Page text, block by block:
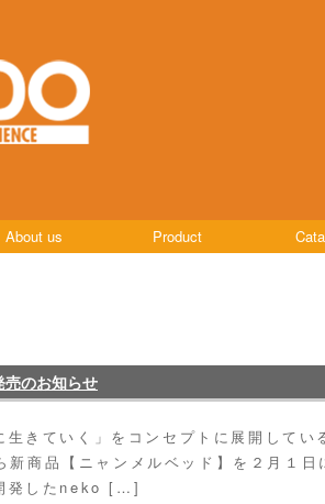
About us Product
売のお知らせ
生きていく」をコンセプトに展開してい
新商品【ニャンメルベッド】を２月１
発したneko […]